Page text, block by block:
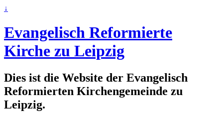
↓
Evangelisch Reformierte
Kirche zu Leipzig
Dies ist die Website der Evangelisch
Reformierten Kirchengemeinde zu
Leipzig.